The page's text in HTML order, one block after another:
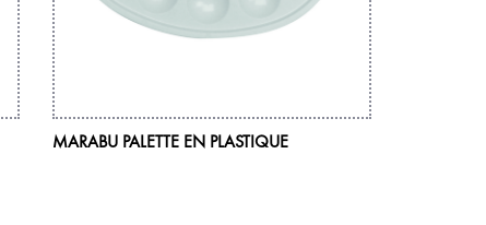
MARABU PALETTE EN PLASTIQUE